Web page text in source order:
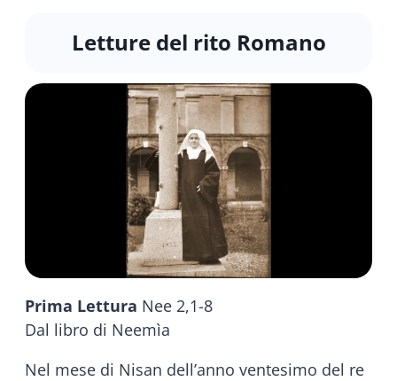
Letture del rito Romano
Prima Lettura Nee 2,1-8
Dal libro di Neemìa
Nel mese di Nisan dell’anno ventesimo del re